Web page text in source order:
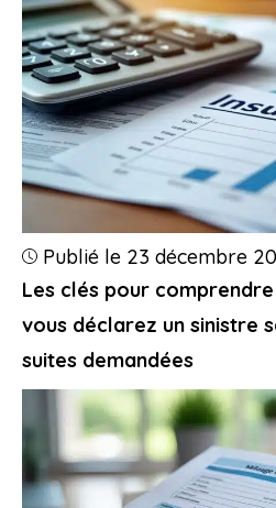
Les clés pour
vous déclarez un sinistre
suites demandées
Publié le 23 décembre